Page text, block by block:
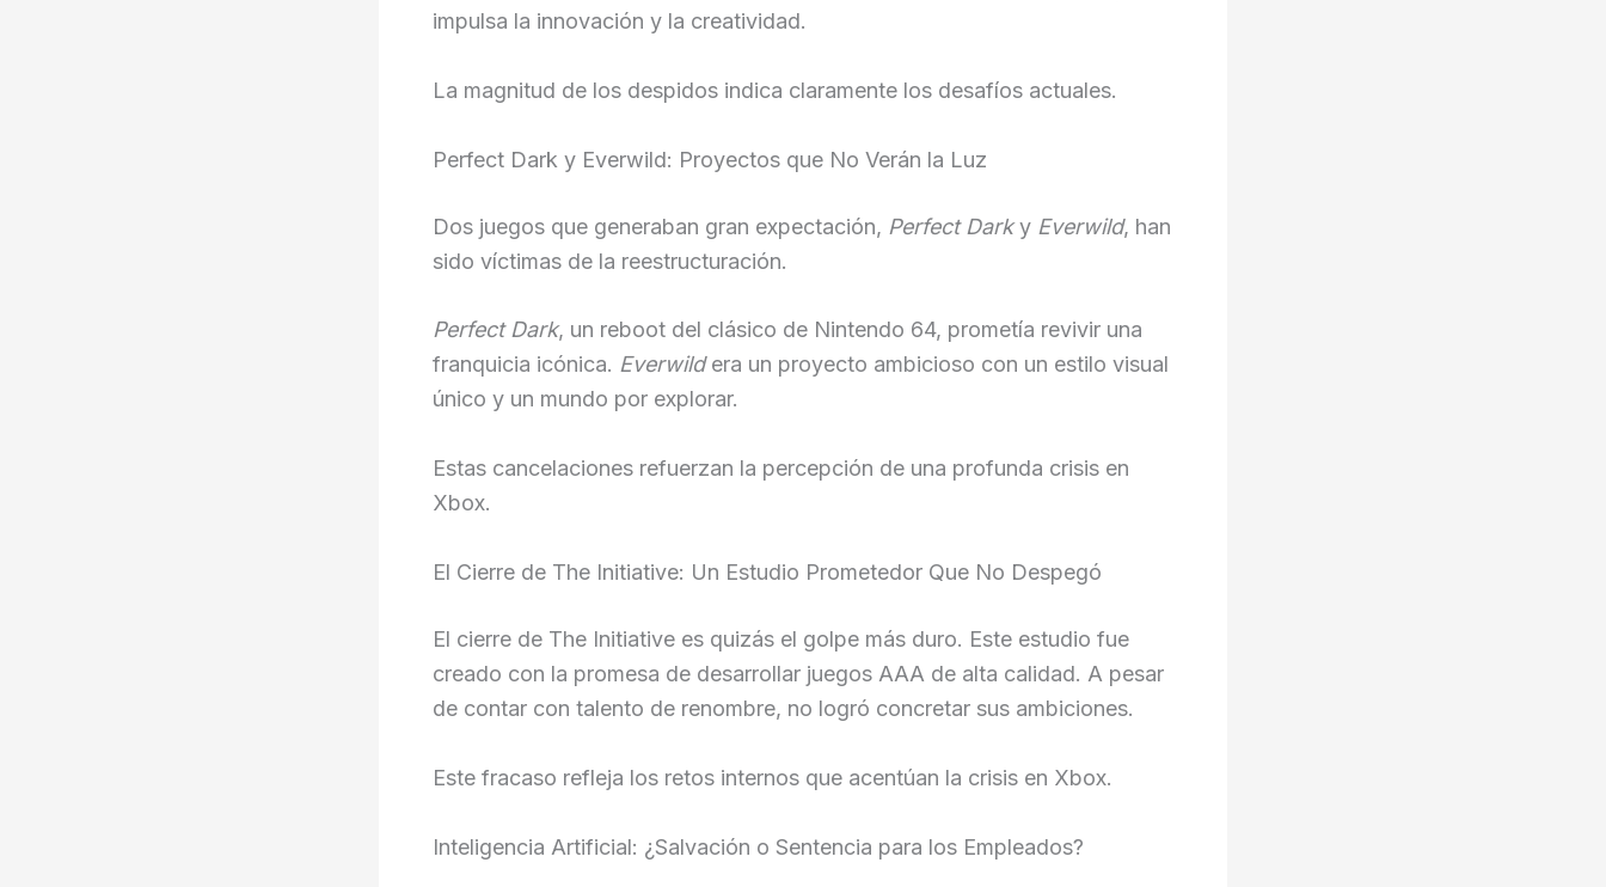
impulsa la innovación y la creatividad.
La magnitud de los despidos indica claramente los desafíos actuales.
Perfect Dark y Everwild: Proyectos que No Verán la Luz
Dos juegos que generaban gran expectación, Perfect Darky Everwild, han
sido víctimas de la reestructuración.
Perfect Dark, un reboot del clásico de Nintendo 64, prometía revivir una
franquicia icónica. Everwildera un proyecto ambicioso con un estilo visual
único y un mundo por explorar.
Estas cancelaciones refuerzan la percepción de una profunda crisis en
Xbox.
El Cierre de The Initiative: Un Estudio Prometedor Que No Despegó
El cierre de The Initiative es quizás el golpe más duro. Este estudio fue
creado con la promesa de desarrollar juegos AAA de alta calidad. A pesar
de contar con talento de renombre, no logró concretar sus ambiciones.
Este fracaso refleja los retos internos que acentúan la crisis en Xbox.
Inteligencia Artificial: ¿Salvación o Sentencia para los Empleados?